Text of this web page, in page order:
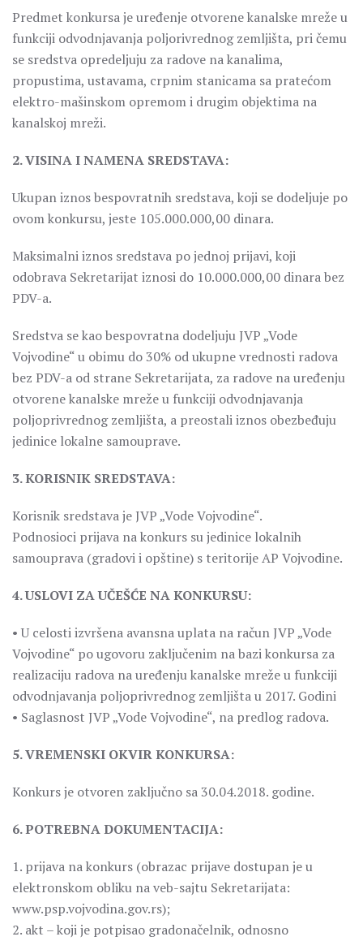
Predmet konkursa je uređenje otvorene kanalske mreže u
funkciji odvodnjavanja poljorivrednog zemljišta, pri čemu
se sredstva opredeljuju za radove na kanalima,
propustima, ustavama, crpnim stanicama sa pratećom
elektro-mašinskom opremom i drugim objektima na
kanalskoj mreži.
2. VISINA I NAMENA SREDSTAVA:
Ukupan iznos bespovratnih sredstava, koji se dodeljuje po
ovom konkursu, jeste 105.000.000,00 dinara.
Maksimalni iznos sredstava po jednoj prijavi, koji
odobrava Sekretarijat iznosi do 10.000.000,00 dinara bez
PDV-a.
Sredstva se kao bespovratna dodeljuju JVP „Vode
Vojvodine“ u obimu do 30% od ukupne vrednosti radova
bez PDV-a od strane Sekretarijata, za radove na uređenju
otvorene kanalske mreže u funkciji odvodnjavanja
poljoprivrednog zemljišta, a preostali iznos obezbeđuju
jedinice lokalne samouprave.
3. KORISNIK SREDSTAVA:
Korisnik sredstava je JVP „Vode Vojvodine“.
Podnosioci prijava na konkurs su jedinice lokalnih
samouprava (gradovi i opštine) s teritorije AP Vojvodine.
4. USLOVI ZA UČEŠĆE NA KONKURSU:
• U celosti izvršena avansna uplata na račun JVP „Vode
Vojvodine“ po ugovoru zaključenim na bazi konkursa za
realizaciju radova na uređenju kanalske mreže u funkciji
odvodnjavanja poljoprivrednog zemljišta u 2017. Godini
• Saglasnost JVP „Vode Vojvodine“, na predlog radova.
5. VREMENSKI OKVIR KONKURSA:
Konkurs je otvoren zaključno sa 30.04.2018. godine.
6. POTREBNA DOKUMENTACIJA:
1. prijava na konkurs (obrazac prijave dostupan je u
elektronskom obliku na veb-sajtu Sekretarijata:
www.psp.vojvodina.gov.rs);
2. akt – koji je potpisao gradonačelnik, odnosno